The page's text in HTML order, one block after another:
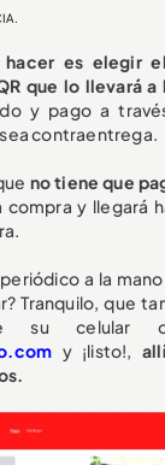
es elegir
que lo llevará a
y pago a
contraentrega.
no tiene que
compra y llegará
a la
Tranquilo, que
su celular
y ¡listo!,